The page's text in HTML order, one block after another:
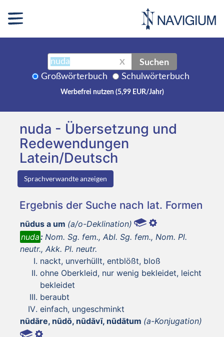
X Suchen
Großwörterbuch Schulwörterbuch
Werbefrei nutzen (5,99 EUR/Jahr)
nuda - Übersetzung und
Redewendungen
Latein/Deutsch
Sprachverwandte anzeigen
Ergebnis der Suche nach lat. Formen
nūdus a um (a/o-Deklination)
nuda: Nom. Sg. fem., Abl. Sg. fem., Nom. Pl.
neutr., Akk. Pl. neutr.
nackt, unverhüllt, entblößt, bloß
ohne Oberkleid, nur wenig bekleidet, leicht
bekleidet
beraubt
einfach, ungeschminkt
nūdāre, nūdō, nūdāvī, nūdātum (a-Konjugation)